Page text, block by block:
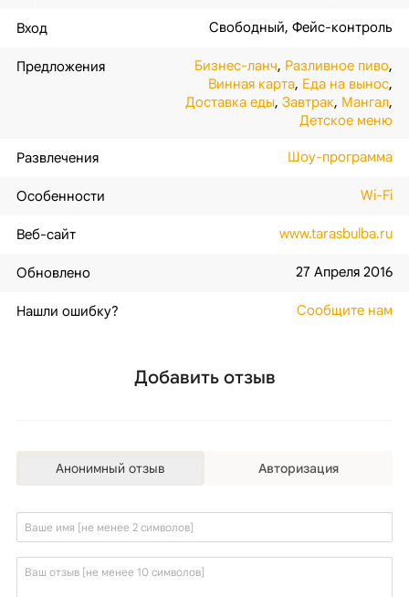
Вход Свободный,Фейс-контроль
Предложения Бизнес-ланч, Разливное пиво,
Винная карта, Еда на вынос,
Доставка еды,Завтрак, Мангал,
Детское меню
Развлечения Шоу-программа
Особенности Wi-Fi
Веб-сайт www.tarasbulba.ru
Обновлено 27 Апреля 2016
Нашли ошибку? Сообщите нам
Добавить отзыв
Анонимный отзыв Авторизация